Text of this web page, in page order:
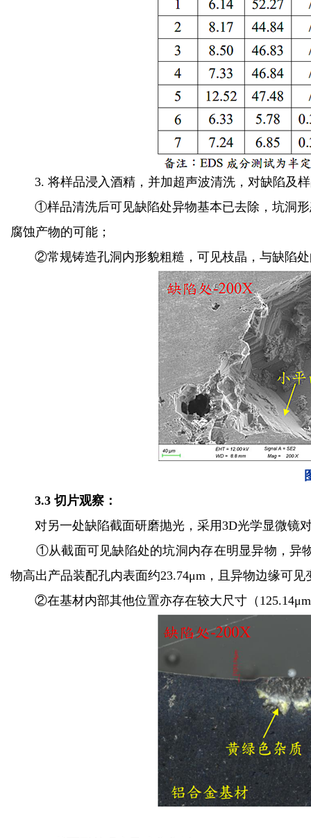
3. 将样品浸入酒精，并加超声波清洗，对缺陷及
①样品清洗后可见缺陷处异物基本已去除，坑洞
腐蚀产物的可能；
②常规铸造孔洞内形貌粗糙，可见枝晶，与缺陷
3.3 切片观察：
对另一处缺陷截面研磨抛光，采用3D光学显微镜
①从截面可见缺陷处的坑洞内存在明显异物，异
物高出产品装配孔内表面约23.74μm，且异物边缘可
②在基材内部其他位置亦存在较大尺寸（125.14μm